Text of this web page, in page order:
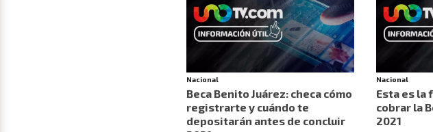
Nacional
Beca Benito Juárez: checa cómo
registrarte y cuándo te
depositarán antes de concluir
Nacional
Esta es la
cobrar la
2021